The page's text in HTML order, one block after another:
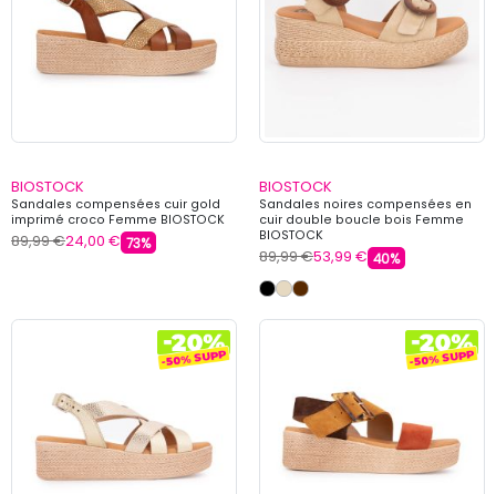
BIOSTOCK
Sandales compensées cuir gold
imprimé croco Femme BIOSTOCK
89,99 €24,00 € 73%
BIOSTOCK
Sandales noires compensées en
cuir double boucle bois Femme
BIOSTOCK
89,99 €53,99 € 40%